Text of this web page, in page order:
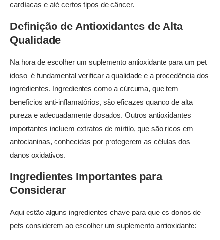
cardíacas e até certos tipos de câncer.
Definição de Antioxidantes de Alta
Qualidade
Na hora de escolher um suplemento antioxidante para um pet
idoso, é fundamental verificar a qualidade e a procedência dos
ingredientes. Ingredientes como a cúrcuma, que tem
benefícios anti-inflamatórios, são eficazes quando de alta
pureza e adequadamente dosados. Outros antioxidantes
importantes incluem extratos de mirtilo, que são ricos em
antocianinas, conhecidas por protegerem as células dos
danos oxidativos.
Ingredientes Importantes para
Considerar
Aqui estão alguns ingredientes-chave para que os donos de
pets considerem ao escolher um suplemento antioxidante: